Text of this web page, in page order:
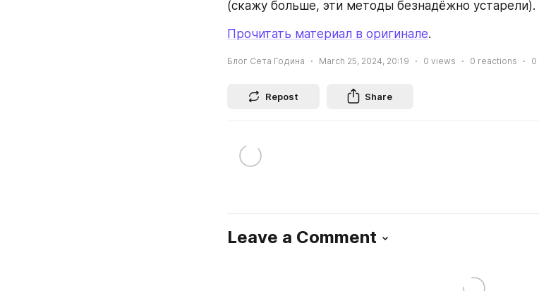
(скажу больше, эти методы безнадёжно устарели).
Прочитать материал в оригинале.
Блог Сета Година March 25, 2024, 20:19 0 views 0 reactions 0
Repost Share
Leave a Comment